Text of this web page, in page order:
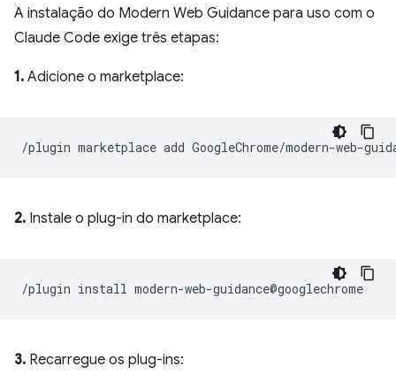
A instalação do Modern Web Guidance para uso com o
Claude Code exige três etapas:
1. Adicione o marketplace:
2. Instale o plug-in do marketplace:
3. Recarregue os plug-ins: